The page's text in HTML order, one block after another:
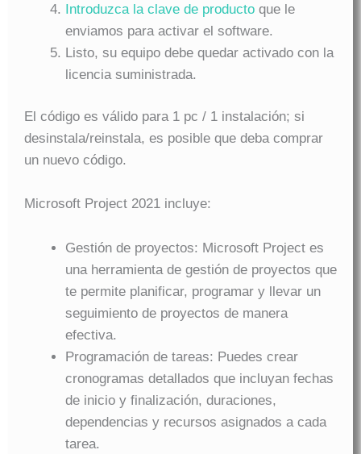
Introduzca la clave de producto que le
enviamos para activar el software.
Listo, su equipo debe quedar activado con la
licencia suministrada.
El código es válido para 1 pc / 1 instalación; si
desinstala/reinstala, es posible que deba comprar
un nuevo código.
Microsoft Project 2021 incluye:
Gestión de proyectos: Microsoft Project es
una herramienta de gestión de proyectos que
te permite planificar, programar y llevar un
seguimiento de proyectos de manera
efectiva.
Programación de tareas: Puedes crear
cronogramas detallados que incluyan fechas
de inicio y finalización, duraciones,
dependencias y recursos asignados a cada
tarea.